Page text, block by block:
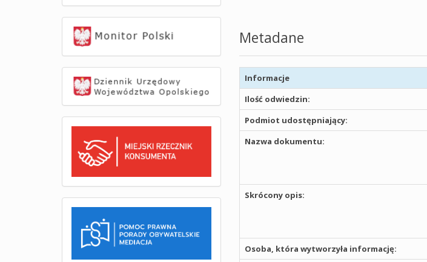
Metadane
Informacje
Ilość odwiedzin:
Podmiot udostępniający:
Nazwa dokumentu:
Skrócony opis:
Osoba, która wytworzyła informację: